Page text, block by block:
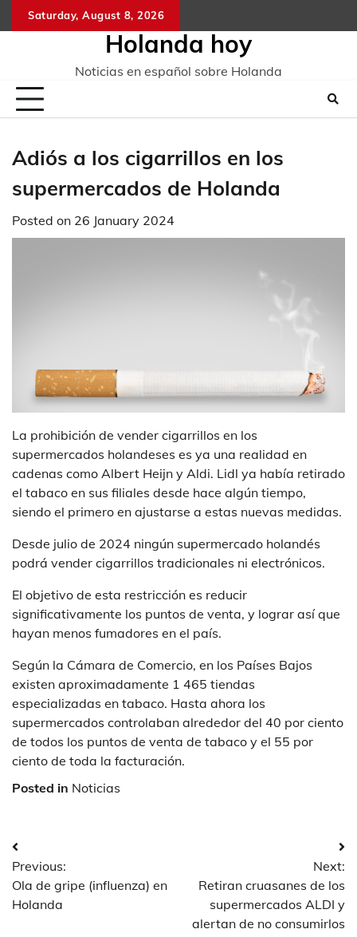
to
Saturday, August 8, 2026
Holanda hoy
Noticias en español sobre Holanda
Adiós a los cigarrillos en los
supermercados de Holanda
Posted on 26 January 2024
La prohibición de vender cigarrillos en los
supermercados holandeses es ya una realidad en
cadenas como Albert Heijn y Aldi. Lidl ya había retirado
el tabaco en sus filiales desde hace algún tiempo,
siendo el primero en ajustarse a estas nuevas medidas.
Desde julio de 2024 ningún supermercado holandés
podrá vender cigarrillos tradicionales ni electrónicos.
El objetivo de esta restricción es reducir
significativamente los puntos de venta, y lograr así que
hayan menos fumadores en el país.
Según la Cámara de Comercio, en los Países Bajos
existen aproximadamente 1 465 tiendas
especializadas en tabaco. Hasta ahora los
supermercados controlaban alrededor del 40 por ciento
de todos los puntos de venta de tabaco y el 55 por
ciento de toda la facturación.
Posted in Noticias
Post
navigation
Previous:
Ola de gripe (influenza) en
Holanda
Next:
Retiran cruasanes de los
supermercados ALDI y
alertan de no consumirlos